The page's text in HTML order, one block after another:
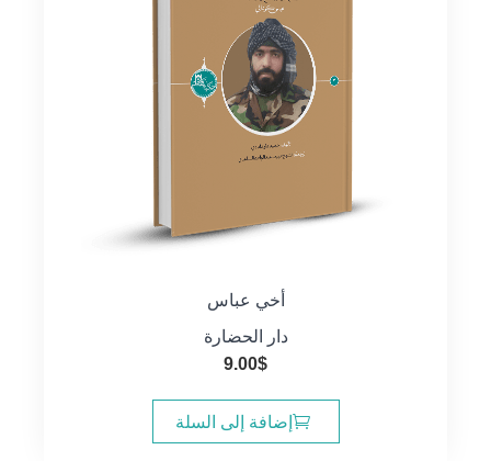
أخي عباس
دار الحضارة
9.00$
إضافة إلى السلة